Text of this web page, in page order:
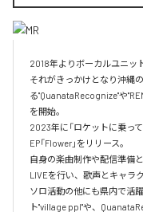
2018年よりボーカルユニッ
それがきっかけとなり沖縄
る"QuanataRecognize"や
を開始。
2023年に「ロケットに乗っ
EP「Flower」をリリース。
自身の楽曲制作や配信準備
LIVEを行い、歌声とキャラ
ソロ活動の他にも県内で活
ト"village ppl"や、